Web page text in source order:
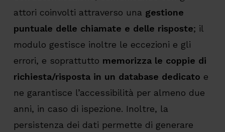
attori coinvolti attraverso una gestione
puntuale delle chiamate e delle risposte; il
modulo gestisce inoltre le eccezioni e gli
errori, e soprattutto memorizza le coppie di
richiesta/risposta in un database dedicato e
ne garantisce l’accessibilità per almeno due
anni, in caso di ispezione. Inoltre, la
persistenza dei dati permette di generare